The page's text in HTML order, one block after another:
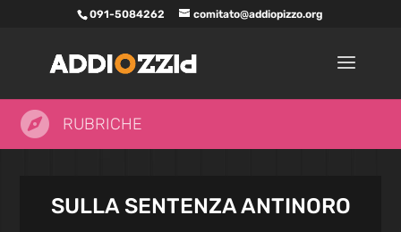
091-5084262 comitato@addiopizzo.org
 RUBRICHE
SULLA SENTENZA ANTINORO